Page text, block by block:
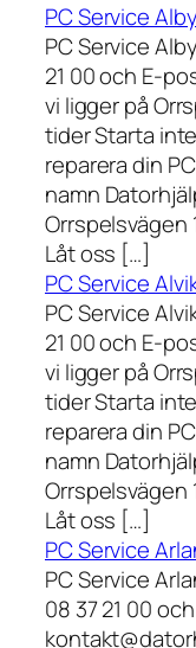
PC Service
PC Service
21 00 och E-
vi ligger på
tider Starta
reparera din
namn
Orrspelsvägen
Låt oss […]
PC Service
PC Service
21 00 och E-
vi ligger på
tider Starta
reparera din
namn
Orrspelsvägen
Låt oss […]
PC Service
PC Service
08 37 21 00